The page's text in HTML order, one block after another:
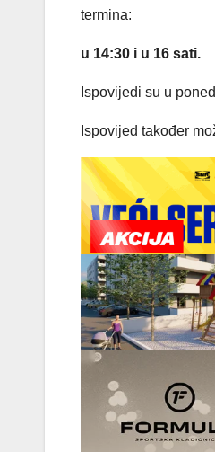
termina:
u 14:30 i u 16 sati.
Ispovijedi su u
Ispovijed također